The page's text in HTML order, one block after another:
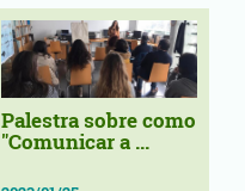
Palestra sobre como
"Comunicar a ...